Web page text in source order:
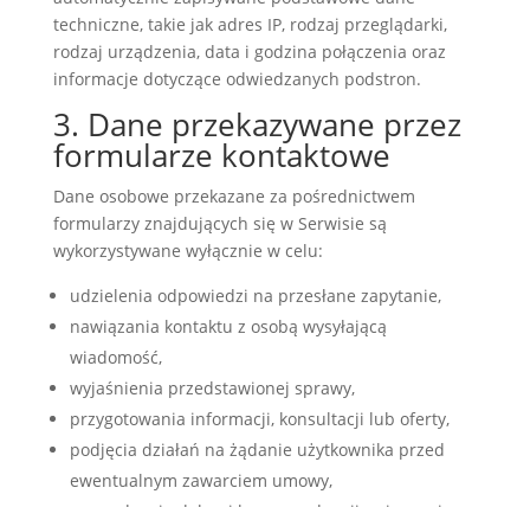
techniczne, takie jak adres IP, rodzaj przeglądarki,
rodzaj urządzenia, data i godzina połączenia oraz
informacje dotyczące odwiedzanych podstron.
3. Dane przekazywane przez
formularze kontaktowe
Dane osobowe przekazane za pośrednictwem
formularzy znajdujących się w Serwisie są
wykorzystywane wyłącznie w celu:
udzielenia odpowiedzi na przesłane zapytanie,
nawiązania kontaktu z osobą wysyłającą
wiadomość,
wyjaśnienia przedstawionej sprawy,
przygotowania informacji, konsultacji lub oferty,
podjęcia działań na żądanie użytkownika przed
ewentualnym zawarciem umowy,